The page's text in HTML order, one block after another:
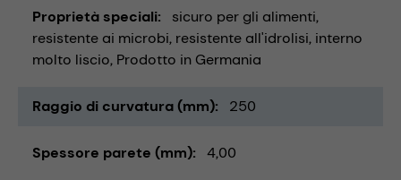
Proprietà speciali
sicuro per gli alimenti
resistente ai microbi resistente all'idrolisi interno
molto liscio Prodotto in Germania
Raggio di curvatura (mm) 250
Spessore parete (mm) 4,00